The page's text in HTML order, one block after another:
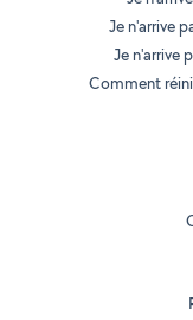
Je n'arrive
Je n'arrive
Comment